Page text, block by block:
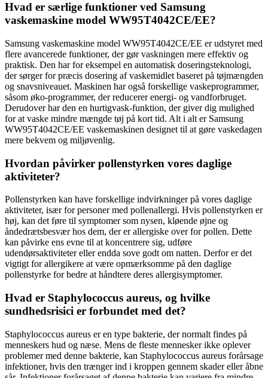
Hvad er særlige funktioner ved Samsung
vaskemaskine model WW95T4042CE/EE?
Samsung vaskemaskine model WW95T4042CE/EE er udstyret med
flere avancerede funktioner, der gør vaskningen mere effektiv og
praktisk. Den har for eksempel en automatisk doseringsteknologi,
der sørger for præcis dosering af vaskemidlet baseret på tøjmængden
og snavsniveauet. Maskinen har også forskellige vaskeprogrammer,
såsom øko-programmer, der reducerer energi- og vandforbruget.
Derudover har den en hurtigvask-funktion, der giver dig mulighed
for at vaske mindre mængde tøj på kort tid. Alt i alt er Samsung
WW95T4042CE/EE vaskemaskinen designet til at gøre vaskedagen
mere bekvem og miljøvenlig.
Hvordan påvirker pollenstyrken vores daglige
aktiviteter?
Pollenstyrken kan have forskellige indvirkninger på vores daglige
aktiviteter, især for personer med pollenallergi. Hvis pollenstyrken er
høj, kan det føre til symptomer som nysen, kløende øjne og
åndedrætsbesvær hos dem, der er allergiske over for pollen. Dette
kan påvirke ens evne til at koncentrere sig, udføre
udendørsaktiviteter eller endda sove godt om natten. Derfor er det
vigtigt for allergikere at være opmærksomme på den daglige
pollenstyrke for bedre at håndtere deres allergisymptomer.
Hvad er Staphylococcus aureus, og hvilke
sundhedsrisici er forbundet med det?
Staphylococcus aureus er en type bakterie, der normalt findes på
menneskers hud og næse. Mens de fleste mennesker ikke oplever
problemer med denne bakterie, kan Staphylococcus aureus forårsage
infektioner, hvis den trænger ind i kroppen gennem skader eller åbne